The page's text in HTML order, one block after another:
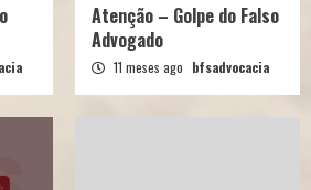
Atenção – Golpe do Falso
Advogado
11 meses ago bfsadvocacia